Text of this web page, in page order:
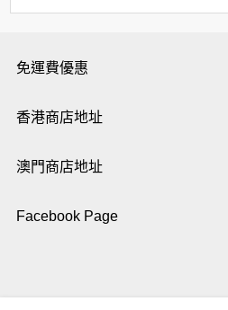
免運費優惠
香港商店地址
澳門商店地址
Facebook Page